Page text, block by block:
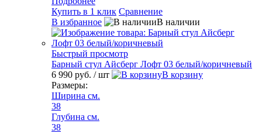
Купить в 1 клик Сравнение
В избранное
В наличии
Быстрый просмотр
Барный стул Айсберг Лофт 03 белый/коричневый
6 990 руб. / шт
В корзину
Размеры:
Ширина см.
38
Глубина см.
38